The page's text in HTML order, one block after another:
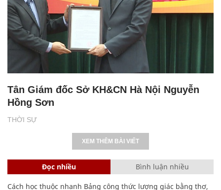
THỜI SỰ
Tân Giám đốc Sở KH&CN Hà Nội Nguyễn
Hồng Sơn
XEM THÊM BÀI VIẾT
Đọc nhiều Bình luận nhiều
Cách học thuộc nhanh Bảng công thức lượng giác bằng thơ,